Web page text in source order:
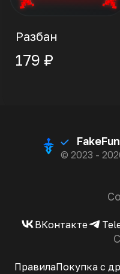
Разбан
179 ₽
FakeFun
© 2023 -
ВКонтакте
ПравилаПокупка с